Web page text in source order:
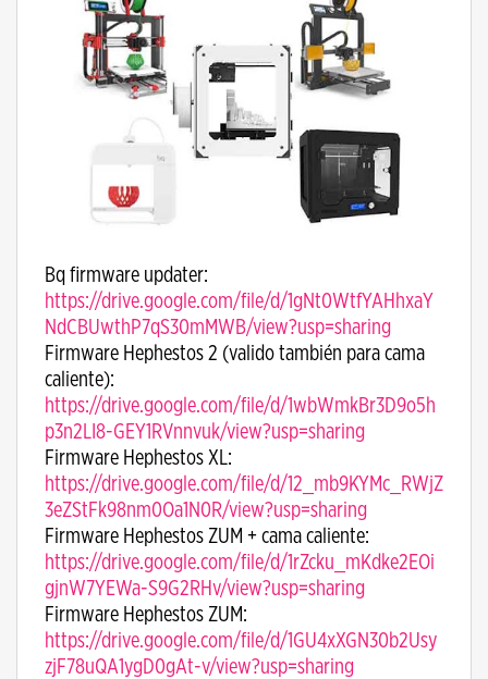
Bq firmware updater:
https://drive.google.com/file/d/1gNt0WtfYAHhxaY
NdCBUwthP7qS30mMWB/view?usp=sharing
Firmware Hephestos 2 (valido también para cama
caliente):
https://drive.google.com/file/d/1wbWmkBr3D9o5h
p3n2LI8-GEY1RVnnvuk/view?usp=sharing
Firmware Hephestos XL:
https://drive.google.com/file/d/12_mb9KYMc_RWjZ
3eZStFk98nm0Oa1N0R/view?usp=sharing
Firmware Hephestos ZUM + cama caliente:
https://drive.google.com/file/d/1rZcku_mKdke2EOi
gjnW7YEWa-S9G2RHv/view?usp=sharing
Firmware Hephestos ZUM:
https://drive.google.com/file/d/1GU4xXGN30b2Usy
zjF78uQA1ygD0gAt-v/view?usp=sharing